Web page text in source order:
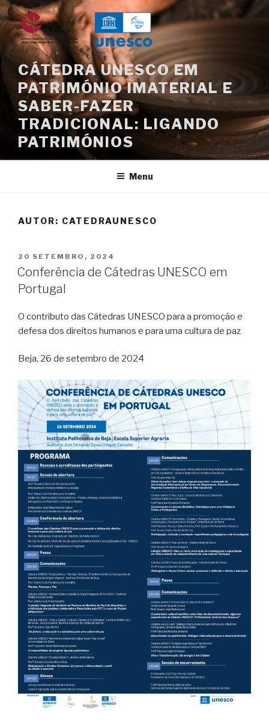
Saltar
para
conteúdo
CÁTEDRA UNESCO EM
PATRIMÓNIO IMATERIAL E
SABER-FAZER
TRADICIONAL: LIGANDO
PATRIMÓNIOS
Menu
AUTOR: CATEDRAUNESCO
PUBLICADO
EM
20 SETEMBRO, 2024
Conferência de Cátedras UNESCO em
Portugal
O contributo das Cátedras UNESCO para a promoção e
defesa dos direitos humanos e para uma cultura de paz
Beja, 26 de setembro de 2024